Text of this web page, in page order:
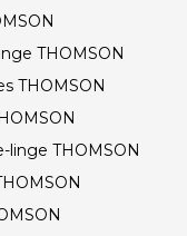
THOMSON
THOMSON
linge THOMSON